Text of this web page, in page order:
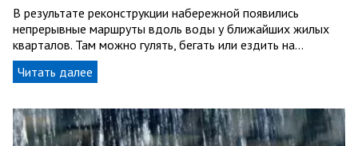
В результате реконструкции набережной появились
непрерывные маршруты вдоль воды у ближайших жилых
кварталов. Там можно гулять, бегать или ездить на…
Читать далее